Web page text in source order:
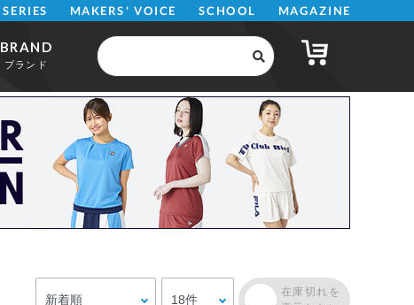
SERIES MAKERS' VOICE SCHOOL MAGAZINE
BRAND
ブランド